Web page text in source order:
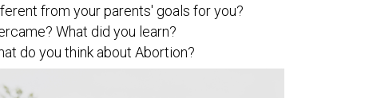
from your parents' goals for you?
What did you learn?
do you think about Abortion?